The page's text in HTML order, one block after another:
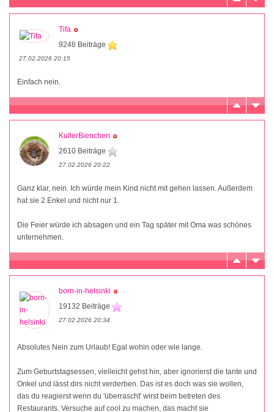
Tifa
9246 Beiträge
27.02.2026 20:15
Einfach nein.
KullerBienchen
2610 Beiträge
27.02.2026 20:22
Ganz klar, nein. Ich würde mein Kind nicht mit gehen lassen. Außerdem
hat sie 2 Enkel und nicht nur 1.
Die Feier würde ich absagen und ein Tag später mit Oma was schönes
unternehmen.
born-in-helsinki
19132 Beiträge
27.02.2026 20:34
Absolutes Nein zum Urlaub! Egal wohin oder wie lange.
Zum Geburtstagsessen, vielleicht gehst hin, aber ignorierst die tante und
Onkel und lässt dirs nicht verderben. Das ist es doch was sie wollen,
das du reagierst wenn du 'überrascht' wirst beim betreten des
Restaurants. Versuche auf cool zu machen, das macht sie